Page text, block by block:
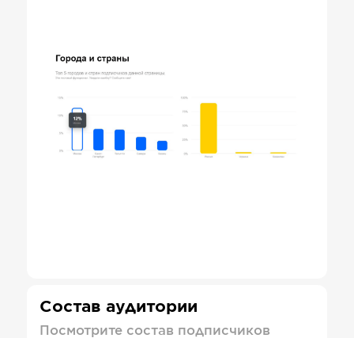
Состав аудитории
Посмотрите состав подписчиков